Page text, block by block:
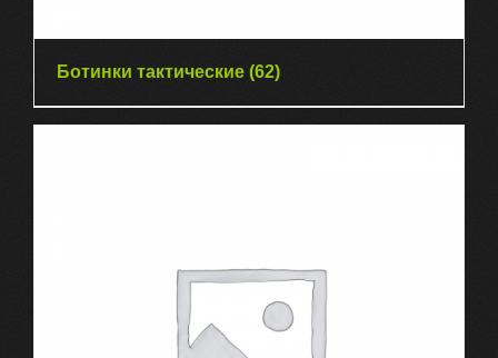
Ботинки тактические (62)